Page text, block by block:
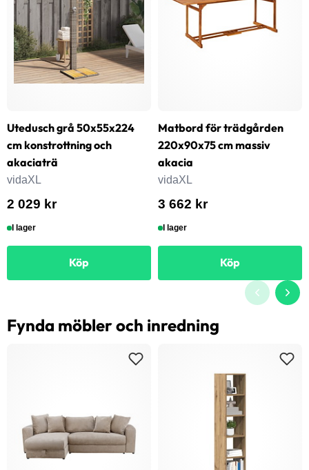
Utedusch grå 50x55x224
cm konstrottning och
akaciaträ
vidaXL
2 029 kr
I lager
Köp
Matbord för trädgården
220x90x75 cm massiv
akacia
vidaXL
3 662 kr
I lager
Köp
Fynda möbler och inredning